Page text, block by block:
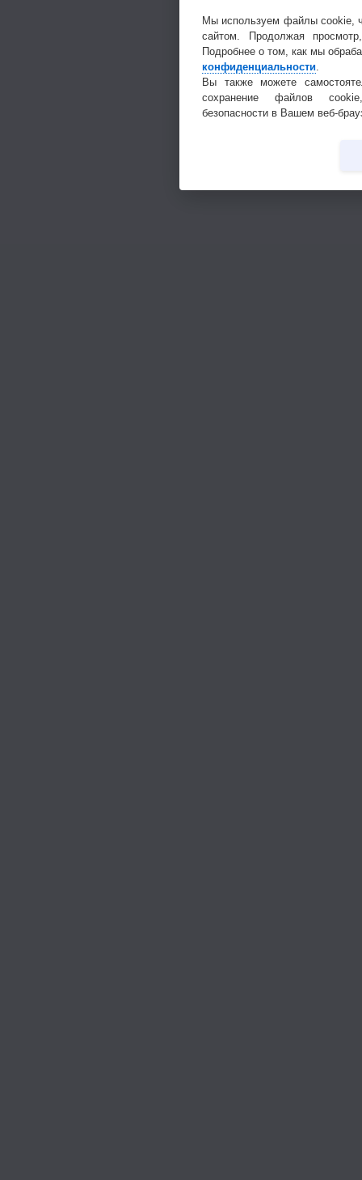
Мы используем файлы cookie,
сайтом. Продолжая
Подробнее о том, как мы
конфиденциальности.
Вы также можете
сохранение файлов
безопасности в Вашем веб-